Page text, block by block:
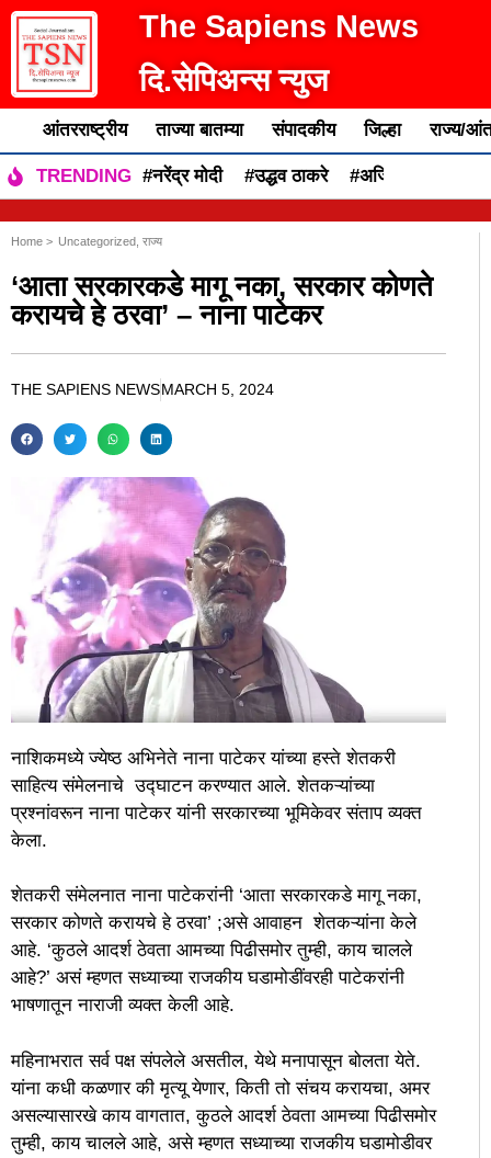
The Sapiens News
दि.सेपिअन्स न्युज
आंतरराष्ट्रीय ताज्या बातम्या संपादकीय जिल्हा राज्य/
TRENDING #नरेंद्र मोदी #उद्धव ठाकरे #अजित पवार
Home > Uncategorized राज्य
‘आता सरकारकडे मागू नका, सरकार कोणते
करायचे हे ठरवा’ – नाना पाटेकर
THE SAPIENS NEWSMARCH 5, 2024
नाशिकमध्ये ज्येष्ठ अभिनेते नाना पाटेकर यांच्या हस्ते शेतकरी
साहित्य संमेलनाचे उद्घाटन करण्यात आले. शेतकऱ्यांच्या
प्रश्नांवरून नाना पाटेकर यांनी सरकारच्या भूमिकेवर संताप व्यक्त
केला.
शेतकरी संमेलनात नाना पाटेकरांनी ‘आता सरकारकडे मागू नका,
सरकार कोणते करायचे हे ठरवा’ ;असे आवाहन शेतकऱ्यांना केले
आहे. ‘कुठले आदर्श ठेवता आमच्या पिढीसमोर तुम्ही, काय चालले
आहे?’ असं म्हणत सध्याच्या राजकीय घडामोडींवरही पाटेकरांनी
भाषणातून नाराजी व्यक्त केली आहे.
महिनाभरात सर्व पक्ष संपलेले असतील, येथे मनापासून बोलता येते.
यांना कधी कळणार की मृत्यू येणार, किती तो संचय करायचा, अमर
असल्यासारखे काय वागतात, कुठले आदर्श ठेवता आमच्या पिढीसमोर
तुम्ही, काय चालले आहे, असे म्हणत सध्याच्या राजकीय घडामोडीवर